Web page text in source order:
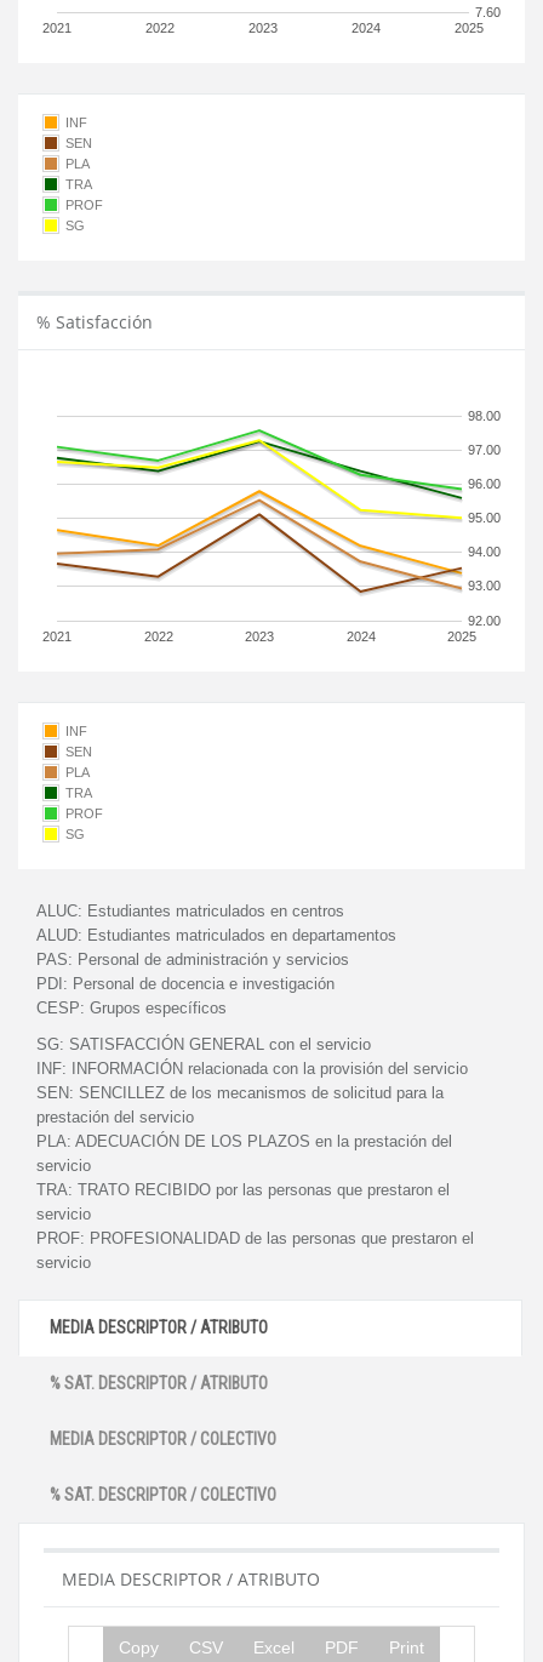
2021 2022 2023 2024 2025
7.60
INF
SEN
PLA
TRA
PROF
SG
% Satisfacción
2021 2022 2023 2024 2025
92.00
93.00
94.00
95.00
96.00
97.00
98.00
INF
SEN
PLA
TRA
PROF
SG
ALUC: Estudiantes matriculados en centros
ALUD: Estudiantes matriculados en departamentos
PAS: Personal de administración y servicios
PDI: Personal de docencia e investigación
CESP: Grupos específicos
SG: SATISFACCIÓN GENERAL con el servicio
INF:
INFORMACIÓN relacionada con la provisión del servicio
SEN: SENCILLEZ de los mecanismos de solicitud para la
prestación del servicio
PLA: ADECUACIÓN DE LOS PLAZOS en la prestación del
servicio
TRA: TRATO RECIBIDO por las personas que prestaron el
servicio
PROF: PROFESIONALIDAD de las personas que prestaron el
servicio
MEDIA DESCRIPTOR / ATRIBUTO
% SAT. DESCRIPTOR / ATRIBUTO
MEDIA DESCRIPTOR / COLECTIVO
% SAT. DESCRIPTOR / COLECTIVO
MEDIA DESCRIPTOR / ATRIBUTO
Copy CSV Excel PDF Print